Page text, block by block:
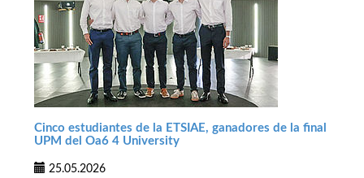
Cinco estudiantes de la ETSIAE, ganadores de la final
UPM del Oa6 4 University
25.05.2026